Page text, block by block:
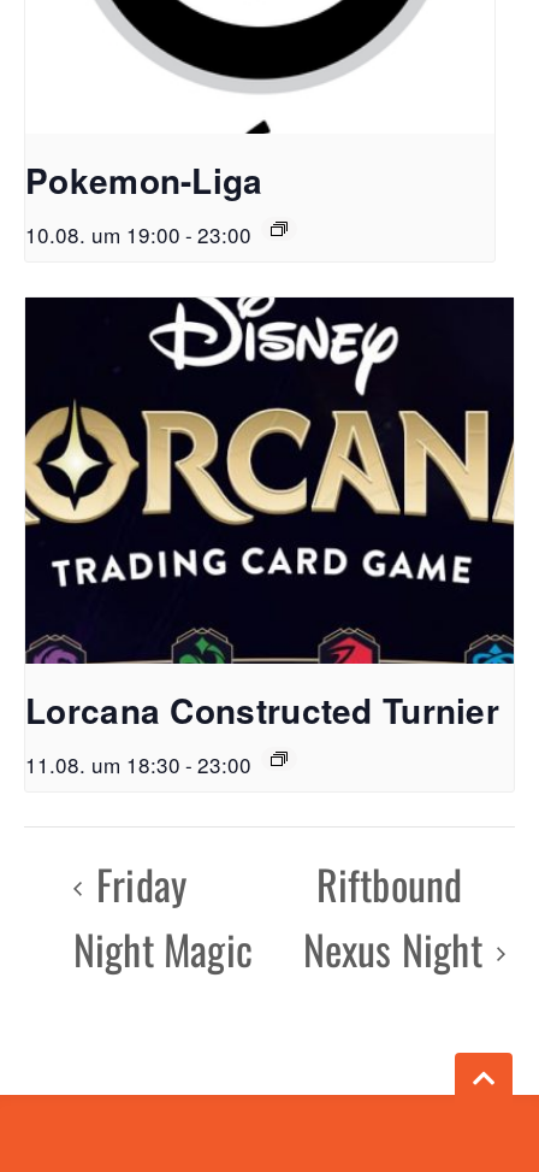
Pokemon-Liga
10.08. um 19:00 - 23:00
Lorcana Constructed Turnier
11.08. um 18:30 - 23:00
Friday
Night Magic
Riftbound
Nexus Night